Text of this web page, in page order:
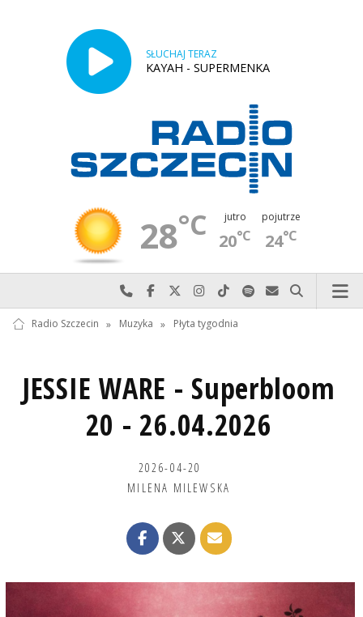
SŁUCHAJ TERAZ
KAYAH - SUPERMENKA
28°C jutro
20°C
pojutrze
24°C
Najlepiej po prostu do nas zadzwoń
Odwiedź nas na Facebook-u
Odwiedź nas na X
Odwiedź nas na Instagram-ie
Odwiedź nas na TikTok-u
Szukaj nas na Spotify
Wyślij do nas
Szukaj
Radio Szczecin » Muzyka » Płyta tygodnia
JESSIE WARE - Superbloom
20 - 26.04.2026
2026-04-20
MILENA MILEWSKA